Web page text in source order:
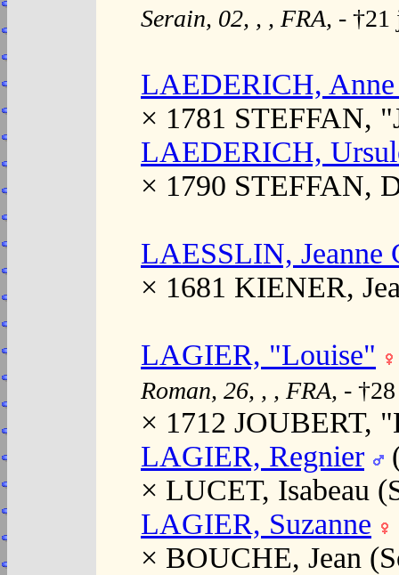
Serain, 02, , , FRA, -
LAEDERICH, Anne
× 1781 STEFFAN,
LAEDERICH,
× 1790 STEFFAN,
LAESSLIN, Jeanne
× 1681 KIENER,
LAGIER, "Louise"
Roman, 26, , , FRA, -
× 1712 JOUBERT,
LAGIER, Regnier
× LUCET, Isabeau
LAGIER, Suzanne
× BOUCHE, Jean